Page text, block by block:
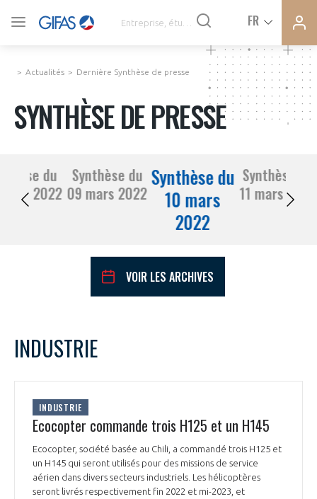
FR
SYNTHÈSE DE PRESSE
COMMUNIQUÉS DE PRESSE
PRÉSENTATION
NOTRE VISION
NOS MISSIONS
ORGANISATION
LE CONSEIL DU GIFAS
FONCTIONNEMENT
Actualités Dernière Synthèse de presse
SYNTHÈSE DE PRESSE
du
08 mars 2022
Synthèse du
09 mars 2022
Synthèse du
10 mars
2022
Synthèse du
11 mars 2022
VOIR LES ARCHIVES
L
1 2 3 4 5
6
17 19
28
29 30 31
INDUSTRIE
INDUSTRIE
Ecocopter commande trois H125 et un H145
Ecocopter, société basée au Chili, a commandé trois H125 et
un H145 qui seront utilisés pour des missions de service
aérien dans divers secteurs industriels. Les hélicoptères
seront livrés respectivement fin 2022 et mi-2023, et
VOUS ÊTES ADHÉRENTS
PAS ENCORE ADHÉRENT ?
Rejoignez une filière d’excellence et développez
DEMANDE D’ADHÉSION
Avez-vous un statut de droit français ?